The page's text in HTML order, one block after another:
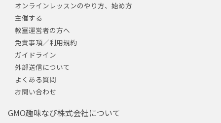
オンラインレッスンのやり方、始め方
主催する
教室運営者の方へ
免責事項／利用規約
ガイドライン
外部送信について
よくある質問
お問い合わせ
GMO趣味なび株式会社について